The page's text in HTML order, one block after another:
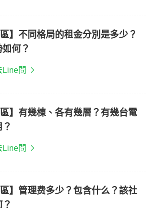
】不同格局的租金分別是多少？
何？
Line問
區】有幾棟、各有幾層？有幾台電
Line問
區】管理费多少？包含什么？該社